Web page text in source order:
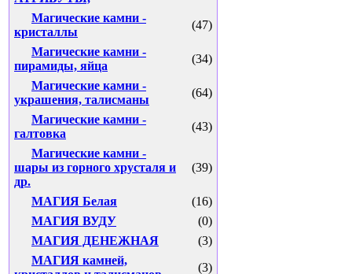
Магические камни -
кристаллы
(47)
Магические камни -
пирамиды, яйца
(34)
Магические камни -
украшения, талисманы
(64)
Магические камни -
галтовка
(43)
Магические камни -
шары из горного хрусталя и
др.
(39)
МАГИЯ Белая
(16)
МАГИЯ ВУДУ
(0)
МАГИЯ ДЕНЕЖНАЯ
(3)
МАГИЯ камней,
(3)